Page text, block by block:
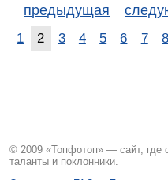
предыдущая
1 2 3 4 5 6 7 8
© 2009 «Топфотоп» — сайт, где
таланты и поклонники.